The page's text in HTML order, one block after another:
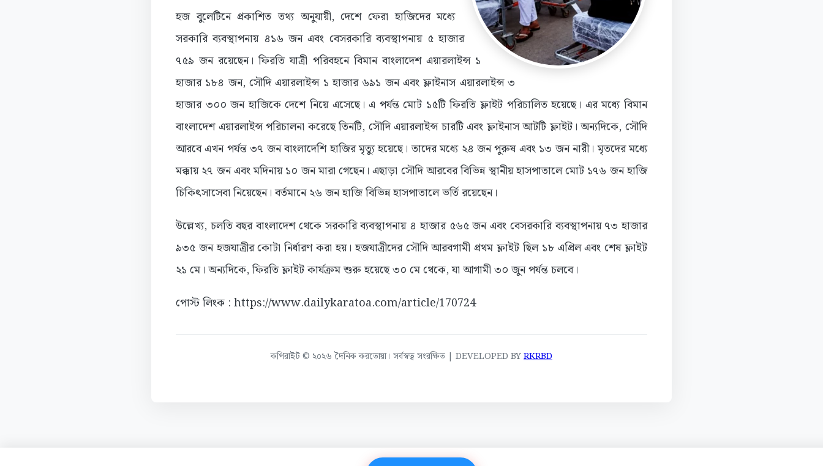
হজ বুলেটিনে প্রকাশিত তথ্য অনুযায়ী, দেশে ফেরা হাজিদের মধ্যে
সরকারি ব্যবস্থাপনায় ৪১৬ জন এবং বেসরকারি ব্যবস্থাপনায় ৫ হাজার
৭৫৯ জন রয়েছেন। ফিরতি যাত্রী পরিবহনে বিমান বাংলাদেশ এয়ারলাইন্স ১
হাজার ১৮৪ জন, সৌদি এয়ারলাইন্স ১ হাজার ৬৯১ জন এবং ফ্লাইনাস এয়ারলাইন্স ৩
হাজার ৩০০ জন হাজিকে দেশে নিয়ে এসেছে। এ পর্যন্ত মোট ১৫টি ফিরতি ফ্লাইট পরিচালিত হয়েছে। এর মধ্যে বিমান
বাংলাদেশ এয়ারলাইন্স পরিচালনা করেছে তিনটি, সৌদি এয়ারলাইন্স চারটি এবং ফ্লাইনাস আটটি ফ্লাইট। অন্যদিকে, সৌদি
আরবে এখন পর্যন্ত ৩৭ জন বাংলাদেশি হাজির মৃত্যু হয়েছে। তাদের মধ্যে ২৪ জন পুরুষ এবং ১৩ জন নারী। মৃতদের মধ্যে
মক্কায় ২৭ জন এবং মদিনায় ১০ জন মারা গেছেন। এছাড়া সৌদি আরবের বিভিন্ন স্থানীয় হাসপাতালে মোট ১৭৬ জন হাজি
চিকিৎসাসেবা নিয়েছেন। বর্তমানে ২৬ জন হাজি বিভিন্ন হাসপাতালে ভর্তি রয়েছেন।
উল্লেখ্য, চলতি বছর বাংলাদেশ থেকে সরকারি ব্যবস্থাপনায় ৪ হাজার ৫৬৫ জন এবং বেসরকারি ব্যবস্থাপনায় ৭৩ হাজার
৯৩৫ জন হজযাত্রীর কোটা নির্ধারণ করা হয়। হজযাত্রীদের সৌদি আরবগামী প্রথম ফ্লাইট ছিল ১৮ এপ্রিল এবং শেষ ফ্লাইট
২১ মে। অন্যদিকে, ফিরতি ফ্লাইট কার্যক্রম শুরু হয়েছে ৩০ মে থেকে, যা আগামী ৩০ জুন পর্যন্ত চলবে।
পোস্ট লিংক : https://www.dailykaratoa.com/article/170724
কপিরাইট © ২০২৬ দৈনিক করতোয়া। সর্বস্বত্ব সংরক্ষিত | DEVELOPED BYRKRBD